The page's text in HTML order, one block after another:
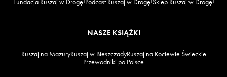
NASZE KSIĄŻKI
Ruszaj na MazuryRuszaj w BieszczadyRuszaj na Kociewie Świeckie
Przewodniki po Polsce